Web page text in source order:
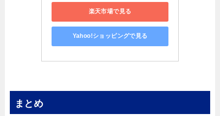
楽天市場で見る
Yahoo!ショッピングで見る
まとめ